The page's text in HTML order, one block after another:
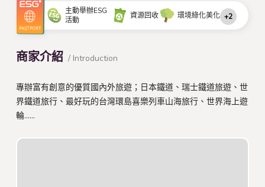
主動舉辦ESG
活動
資源回收 環境綠化美化 +2
商家介紹 / Introduction
專辦富有創意的優質國內外旅遊；日本鐵道、瑞士鐵道旅遊、世
界鐵道旅行、最好玩的台灣環島喜樂列車山海旅行、世界海上遊
輪......